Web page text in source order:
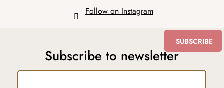
Follow on Instagram
Subscribe to newsletter
SUBSCRIBE